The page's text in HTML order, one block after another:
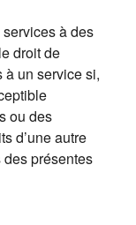
à des
droit de
à un service si,
ou des
d’une autre
des présentes